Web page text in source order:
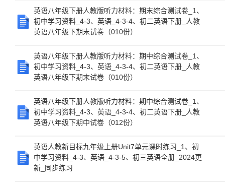
英语八年级下册人教版听力材料：期末综合测试卷_1、
初中学习资料_4-3、英语_4-3-4、初二英语下册_人教
英语八年级下期末试卷（010份）
英语八年级下册人教版听力材料：期中综合测试卷_1、
初中学习资料_4-3、英语_4-3-4、初二英语下册_人教
英语八年级下期末试卷（010份）
英语八年级下册人教版听力材料：期中综合测试卷_1、
初中学习资料_4-3、英语_4-3-4、初二英语下册_人教
英语八年级下期中试卷（012份）
英语人教新目标九年级上册Unit7单元课时练习_1、初
中学习资料_4-3、英语_4-3-5、初三英语全册_2024更
新_同步练习